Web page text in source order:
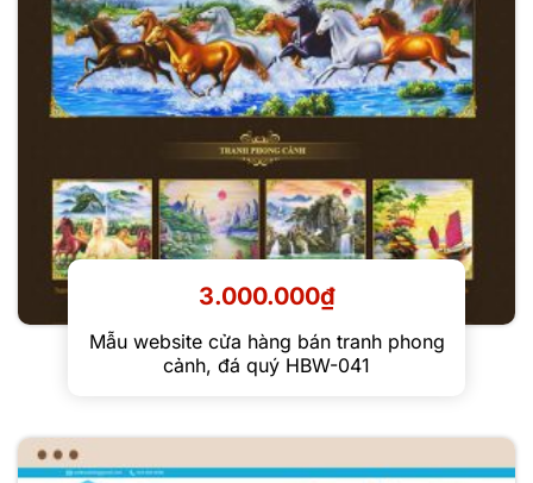
Mẫu website cửa hàng bán tranh phong
cảnh, đá quý HBW-041
3.000.000₫